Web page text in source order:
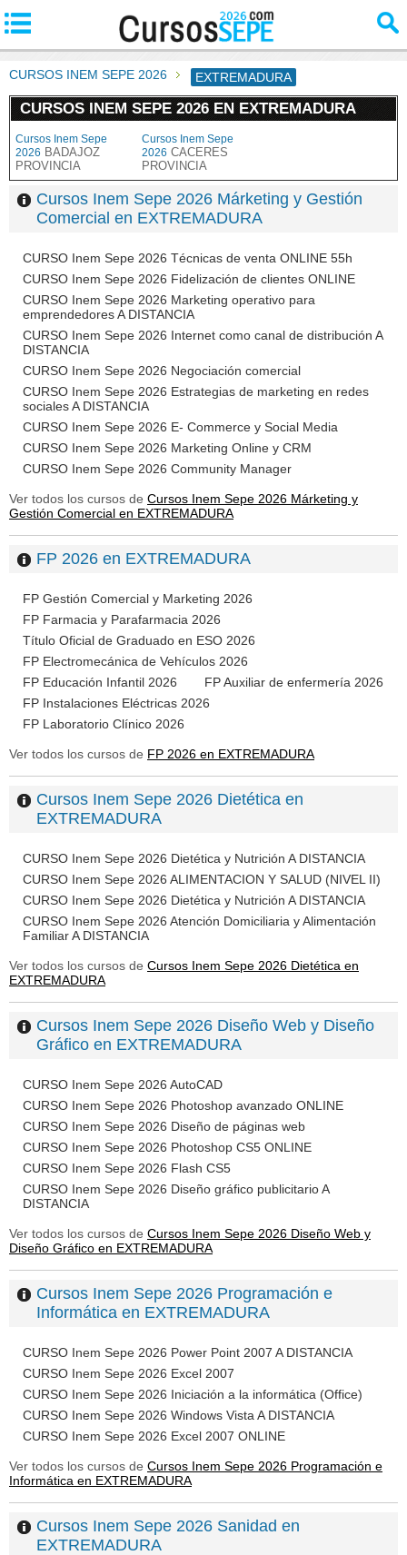
CURSOS INEM SEPE 2026 EXTREMADURA
CURSOS INEM SEPE 2026 EN EXTREMADURA
Cursos Inem Sepe
2026 BADAJOZ
PROVINCIA
Cursos Inem Sepe
2026 CACERES
PROVINCIA
Cursos Inem Sepe 2026 Márketing y Gestión
Comercial en EXTREMADURA
CURSO Inem Sepe 2026 Técnicas de venta ONLINE 55h
CURSO Inem Sepe 2026 Fidelización de clientes ONLINE
CURSO Inem Sepe 2026 Marketing operativo para
emprendedores A DISTANCIA
CURSO Inem Sepe 2026 Internet como canal de distribución A
DISTANCIA
CURSO Inem Sepe 2026 Negociación comercial
CURSO Inem Sepe 2026 Estrategias de marketing en redes
sociales A DISTANCIA
CURSO Inem Sepe 2026 E- Commerce y Social Media
CURSO Inem Sepe 2026 Marketing Online y CRM
CURSO Inem Sepe 2026 Community Manager
Ver todos los cursos de Cursos Inem Sepe 2026 Márketing y
Gestión Comercial en EXTREMADURA
FP 2026 en EXTREMADURA
FP Gestión Comercial y Marketing 2026
FP Farmacia y Parafarmacia 2026
Título Oficial de Graduado en ESO 2026
FP Electromecánica de Vehículos 2026
FP Educación Infantil 2026
FP Auxiliar de enfermería 2026
FP Instalaciones Eléctricas 2026
FP Laboratorio Clínico 2026
Ver todos los cursos de FP 2026 en EXTREMADURA
Cursos Inem Sepe 2026 Dietética en
EXTREMADURA
CURSO Inem Sepe 2026 Dietética y Nutrición A DISTANCIA
CURSO Inem Sepe 2026 ALIMENTACION Y SALUD (NIVEL II)
CURSO Inem Sepe 2026 Dietética y Nutrición A DISTANCIA
CURSO Inem Sepe 2026 Atención Domiciliaria y Alimentación
Familiar A DISTANCIA
Ver todos los cursos de Cursos Inem Sepe 2026 Dietética en
EXTREMADURA
Cursos Inem Sepe 2026 Diseño Web y Diseño
Gráfico en EXTREMADURA
CURSO Inem Sepe 2026 AutoCAD
CURSO Inem Sepe 2026 Photoshop avanzado ONLINE
CURSO Inem Sepe 2026 Diseño de páginas web
CURSO Inem Sepe 2026 Photoshop CS5 ONLINE
CURSO Inem Sepe 2026 Flash CS5
CURSO Inem Sepe 2026 Diseño gráfico publicitario A
DISTANCIA
Ver todos los cursos de Cursos Inem Sepe 2026 Diseño Web y
Diseño Gráfico en EXTREMADURA
Cursos Inem Sepe 2026 Programación e
Informática en EXTREMADURA
CURSO Inem Sepe 2026 Power Point 2007 A DISTANCIA
CURSO Inem Sepe 2026 Excel 2007
CURSO Inem Sepe 2026 Iniciación a la informática (Office)
CURSO Inem Sepe 2026 Windows Vista A DISTANCIA
CURSO Inem Sepe 2026 Excel 2007 ONLINE
Ver todos los cursos de Cursos Inem Sepe 2026 Programación e
Informática en EXTREMADURA
Cursos Inem Sepe 2026 Sanidad en
EXTREMADURA